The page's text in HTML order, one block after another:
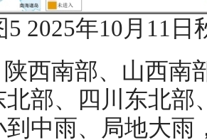
5 2025年10月11
陕西南部、山西南
北部、四川东北部
到中雨、局地大雨